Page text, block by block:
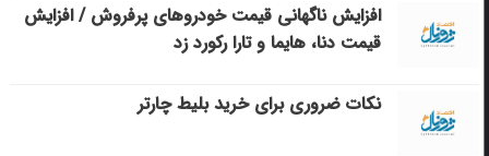
افزایش ناگهانی قیمت خودروهای پرفروش / افزایش
قیمت دنا، هایما و تارا رکورد زد
نکات ضروری برای خرید بلیط چارتر